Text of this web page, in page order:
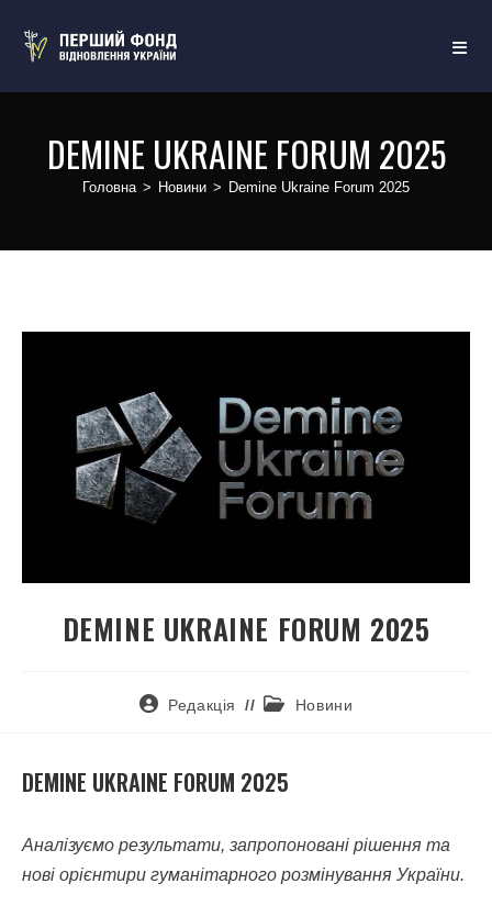
DEMINE UKRAINE FORUM 2025
Головна > Новини > Demine Ukraine Forum 2025
DEMINE UKRAINE FORUM 2025
Редакція Новини
DEMINE UKRAINE FORUM 2025
Аналізуємо результати, запропоновані рішення та
нові орієнтири гуманітарного розмінування України.